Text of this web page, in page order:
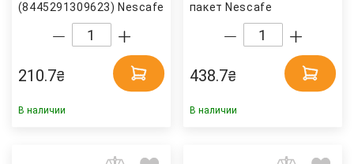
(8445291309623) Nescafe
210.7₴
В наличии
пакет Nescafe
438.7₴
В наличии